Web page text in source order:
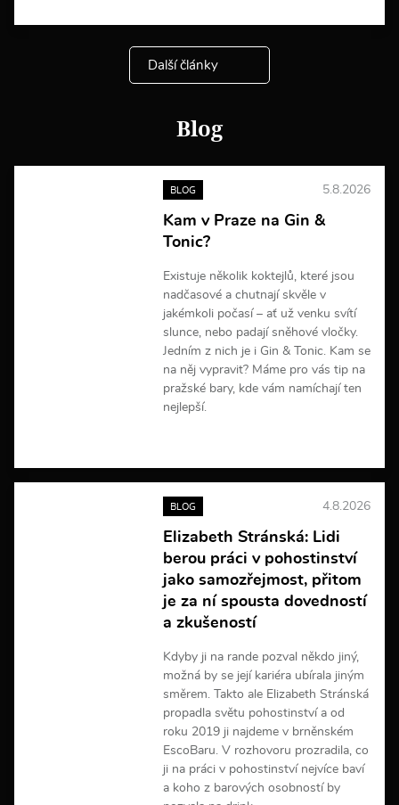
e
i
n
a
c
í
Další články
Blog
BLOG 5.8.2026
Kam v Praze na Gin &
Tonic?
Existuje několik koktejlů, které jsou
nadčasové a chutnají skvěle v
jakémkoli počasí – ať už venku svítí
slunce, nebo padají sněhové vločky.
Jedním z nich je i Gin & Tonic. Kam se
na něj vypravit? Máme pro vás tip na
pražské bary, kde vám namíchají ten
nejlepší.
e
i
f
o
r
a
c
BLOG 4.8.2026
Elizabeth Stránská: Lidi
berou práci v pohostinství
jako samozřejmost, přitom
je za ní spousta dovedností
a zkušeností
Kdyby ji na rande pozval někdo jiný,
možná by se její kariéra ubírala jiným
směrem. Takto ale Elizabeth Stránská
propadla světu pohostinství a od
roku 2019 ji najdeme v brněnském
EscoBaru. V rozhovoru prozradila, co
ji na práci v pohostinství nejvíce baví
a koho z barových osobností by